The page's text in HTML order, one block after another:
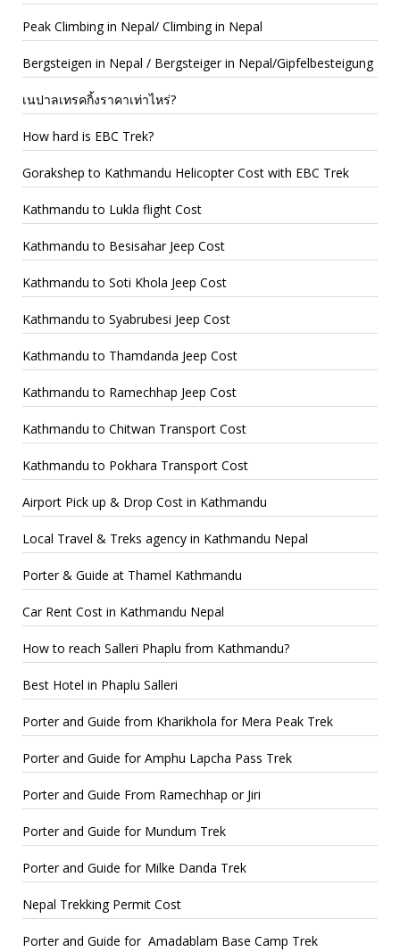
Peak Climbing in Nepal/ Climbing in Nepal
Bergsteigen in Nepal / Bergsteiger in Nepal/Gipfelbesteigung
เนปาลเทรคกิ้งราคาเท่าไหร่?
How hard is EBC Trek?
Gorakshep to Kathmandu Helicopter Cost with EBC Trek
Kathmandu to Lukla flight Cost
Kathmandu to Besisahar Jeep Cost
Kathmandu to Soti Khola Jeep Cost
Kathmandu to Syabrubesi Jeep Cost
Kathmandu to Thamdanda Jeep Cost
Kathmandu to Ramechhap Jeep Cost
Kathmandu to Chitwan Transport Cost
Kathmandu to Pokhara Transport Cost
Airport Pick up & Drop Cost in Kathmandu
Local Travel & Treks agency in Kathmandu Nepal
Porter & Guide at Thamel Kathmandu
Car Rent Cost in Kathmandu Nepal
How to reach Salleri Phaplu from Kathmandu?
Best Hotel in Phaplu Salleri
Porter and Guide from Kharikhola for Mera Peak Trek
Porter and Guide for Amphu Lapcha Pass Trek
Porter and Guide From Ramechhap or Jiri
Porter and Guide for Mundum Trek
Porter and Guide for Milke Danda Trek
Nepal Trekking Permit Cost
Porter and Guide for Amadablam Base Camp Trek